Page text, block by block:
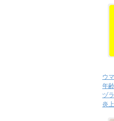
ウ
年
ヅ
炎